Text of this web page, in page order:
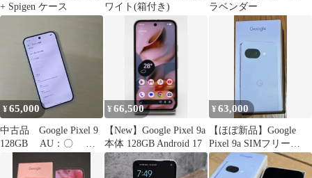
+ Spigen ケース
ワイト(箱付き)
ラベンダー
¥65,000
中古品 Google Pixel 9
128GB AU：〇
¥66,500
【New】Google Pixel 9a
本体 128GB Android 17
¥63,000
【ほぼ新品】Google
Pixel 9a SIMフリー
128GB au新作 スマート
フォン